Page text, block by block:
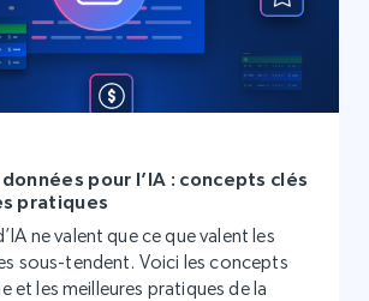
pour l’IA : concepts clés
pratiques
ne valent que ce que valent les
sous-tendent. Voici les concepts
et les meilleures pratiques de la